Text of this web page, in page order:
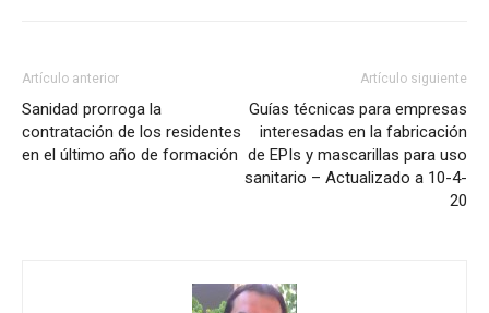
Artículo anterior
Sanidad prorroga la
contratación de los residentes
en el último año de formación
Artículo siguiente
Guías técnicas para empresas
interesadas en la fabricación
de EPIs y mascarillas para uso
sanitario – Actualizado a 10-4-
20